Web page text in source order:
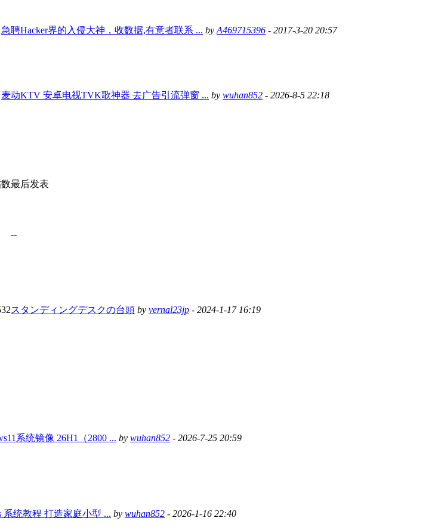
急聘Hacker界的入侵大神，收数据,有意者联系 ... by A469715396 - 2017-3-20 20:57
麦动KTV 安卓电视TVK歌神器 去广告引流弹窗 ... by wuhan852 - 2026-8-5 22:18
最后发表
--
スタンディングデスクの台頭 by vernal23jp - 2024-1-17 16:19
系统镜像 26H1（2800 ... by wuhan852 - 2026-7-25 20:59
系统教程 打造家庭小型 ... by wuhan852 - 2026-1-16 22:40